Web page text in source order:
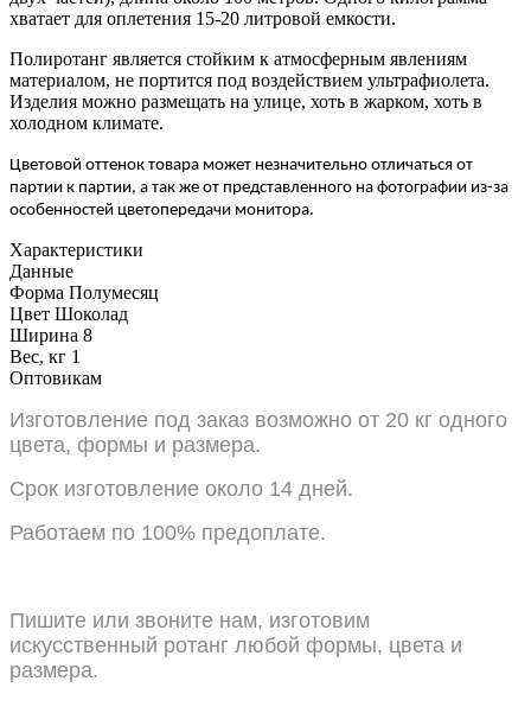
хватает для оплетения 15-20 литровой емкости.
Полиротанг является стойким к атмосферным явлениям
материалом, не портится под воздействием ультрафиолета.
Изделия можно размещать на улице, хоть в жарком, хоть в
холодном климате.
Цветовой оттенок товара может незначительно отличаться от
партии к партии, а так же от представленного на фотографии из-за
особенностей цветопередачи монитора.
Характеристики
Данные
Форма Полумесяц
Цвет Шоколад
Ширина 8
Вес, кг 1
Оптовикам
Изготовление под заказ возможно от 20 кг одного
цвета, формы и размера.
Срок изготовление около 14 дней.
Работаем по 100% предоплате.
Пишите или звоните нам, изготовим
искусственный ротанг любой формы, цвета и
размера.